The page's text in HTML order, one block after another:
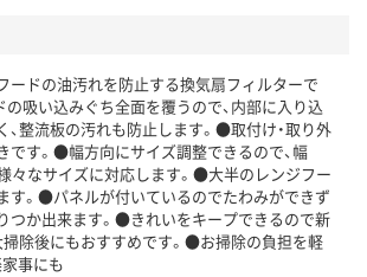
ドの油汚れを防止する換気扇フィルターで
吸い込みぐち全面を覆うので、内部に入り込
、整流板の汚れも防止します。●取付け・取り外
です。●幅方向にサイズ調整できるので、幅
々なサイズに対応します。●大半のレンジフー
す。●パネルが付いているのでたわみができず
つか出来ます。●きれいをキープできるので新
掃除後にもおすすめです。●お掃除の負担を軽
事にも